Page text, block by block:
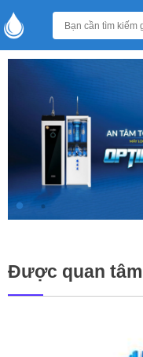
Được quan tâm